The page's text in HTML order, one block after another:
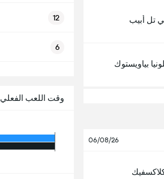
تل أبيب
بياويستوك
06/08/26
12
6
وقت اللعب الفعلي